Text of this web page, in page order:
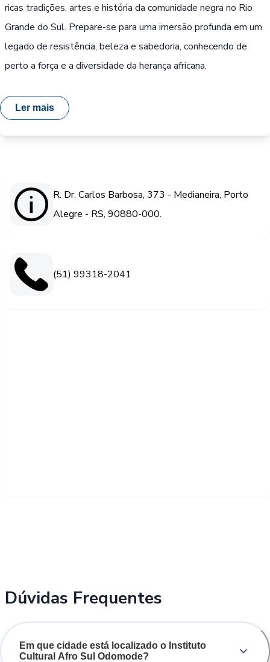
ricas tradições, artes e história da comunidade negra no Rio
Grande do Sul. Prepare-se para uma imersão profunda em um
legado de resistência, beleza e sabedoria, conhecendo de
perto a força e a diversidade da herança africana.
Ler mais
R. Dr. Carlos Barbosa, 373 - Medianeira, Porto
Alegre - RS, 90880-000.
(51) 99318-2041
Dúvidas Frequentes
Em que cidade está localizado o Instituto
Cultural Afro Sul Odomode?